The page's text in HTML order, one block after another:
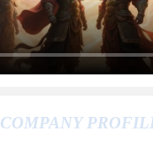
COMPANY